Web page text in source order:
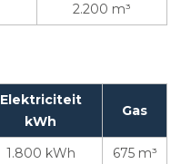
2.200 m³
Elektriciteit
kWh
Gas
1.800 kWh 675 m³